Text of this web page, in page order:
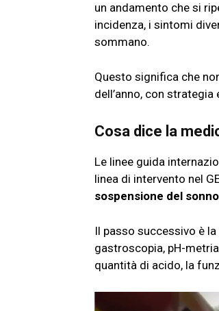
un andamento che si
incidenza, i sintomi
sommano.
Questo significa che
dell’anno, con strategia
Cosa dice la
Le linee guida
linea di intervento nel
sospensione del
Il passo successivo è la
gastroscopia, pH-
quantità di acido, la